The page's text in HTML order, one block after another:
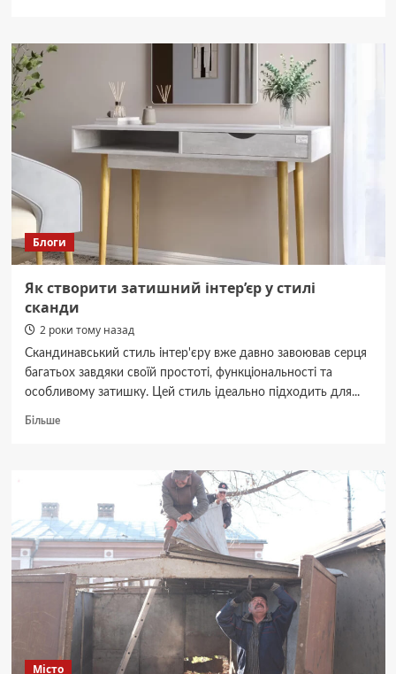
буде
синоптики
Блоги
Як створити затишний інтер’єр у стилі
сканди
2 роки тому назад
Скандинавський стиль інтер'єру вже давно завоював серця
багатьох завдяки своїй простоті, функціональності та
особливому затишку. Цей стиль ідеально підходить для...
БільшеДокладніше
інтер’єр
у
стилі
сканди
Місто